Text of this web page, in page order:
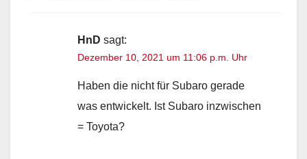
HnD sagt:
Dezember 10, 2021 um 11:06 p.m. Uhr
Haben die nicht für Subaro gerade
was entwickelt. Ist Subaro inzwischen
= Toyota?